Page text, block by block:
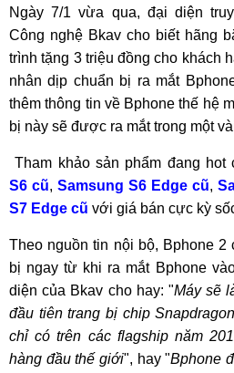
Ngày 7/1 vừa qua, đại diện
Công nghệ Bkav cho biết hãng
trình tặng 3 triệu đồng cho khách
nhân dịp chuẩn bị ra mắt
thêm thông tin về Bphone thế hệ
bị này sẽ được ra mắt trong một
Tham khảo sản phẩm đang hot
S6 cũ, Samsung S6 Edge cũ,
S7 Edge cũ với giá bán cực kỳ
Theo nguồn tin nội bộ, Bphone
bị ngay từ khi ra mắt Bphone
diện của Bkav cho hay: "Máy sẽ
đầu tiên trang bị chip
chỉ có trên các flagship năm
hàng đầu thế giới", hay "Bphone